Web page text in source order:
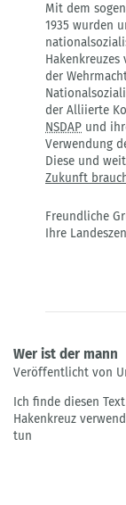
auf
Hakenkreuz
von
Hammer
Mit dem
1935 wurden
der
der Alliierte
NSDAP und
Verwendung
Diese und
Zukunft
Freundliche
Ihre
Wer ist der mann
Veröffentlicht von
Ich finde diesen
Hakenkreuz
tun